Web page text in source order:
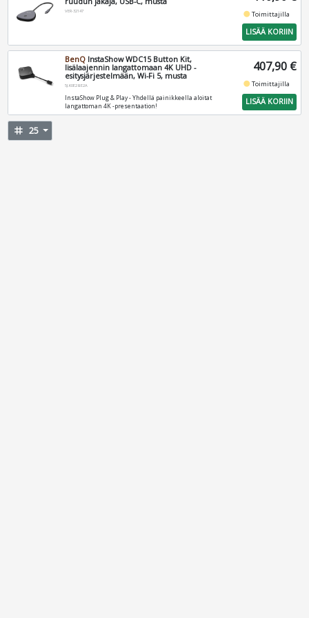
VER-32147 fiber_manual_recordToimittajilla
LISÄÄ KORIIN
BenQ InstaShow WDC15 Button Kit,
lisälaajennin langattomaan 4K UHD -
esitysjärjestelmään, Wi-Fi 5, musta
5J.K0E28.E2A
InstaShow Plug & Play - Yhdellä painikkeella aloitat
langattoman 4K -presentaation!
407,90 €
fiber_manual_recordToimittajilla
LISÄÄ KORIIN
tag 25